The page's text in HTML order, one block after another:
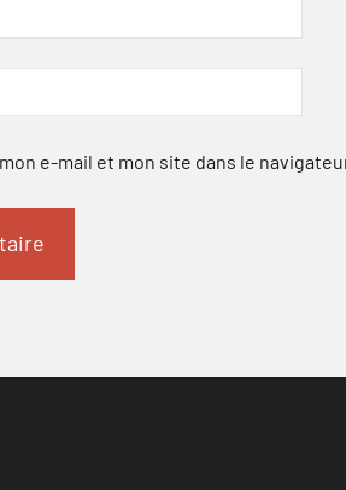
e-mail et mon site dans le